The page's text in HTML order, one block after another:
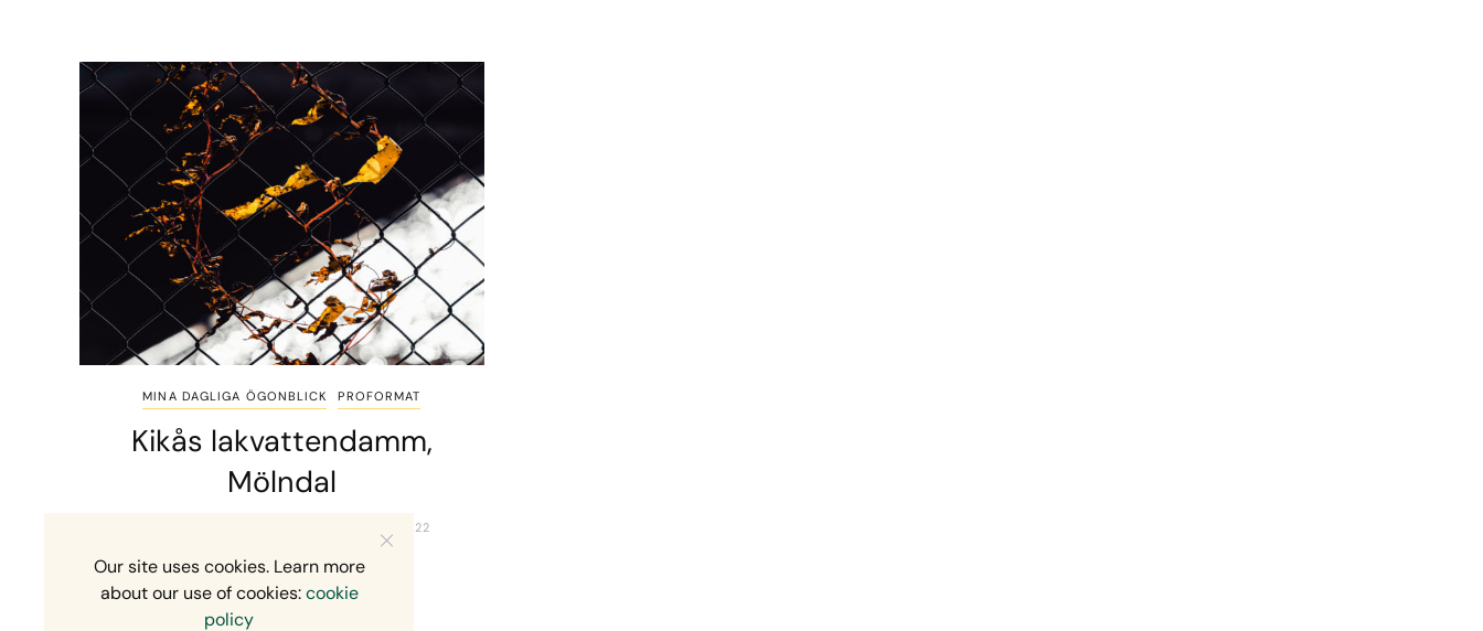
MINA DAGLIGA ÖGONBLICK PROFORMAT
Kikås lakvattendamm,
Mölndal
6 OKTOBER, 2022
Our site uses cookies. Learn more
about our use of cookies:cookie
policy